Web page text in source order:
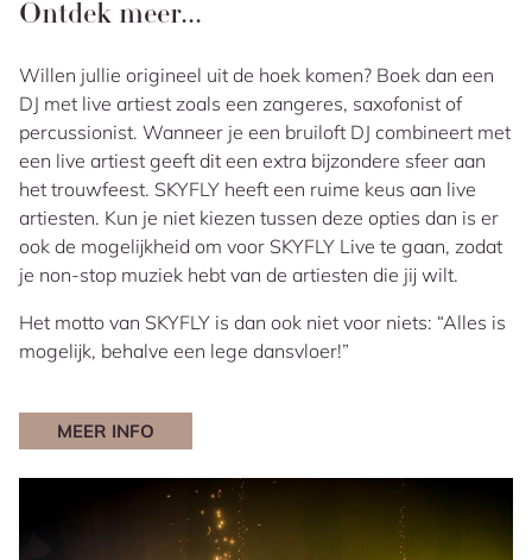
Ontdek meer...
Willen jullie origineel uit de hoek komen? Boek dan een
DJ met live artiest zoals een zangeres, saxofonist of
percussionist. Wanneer je een bruiloft DJ combineert met
een live artiest geeft dit een extra bijzondere sfeer aan
het trouwfeest. SKYFLY heeft een ruime keus aan live
artiesten. Kun je niet kiezen tussen deze opties dan is er
ook de mogelijkheid om voor SKYFLY Live te gaan, zodat
je non-stop muziek hebt van de artiesten die jij wilt.
Het motto van SKYFLY is dan ook niet voor niets: “Alles is
mogelijk, behalve een lege dansvloer!”
MEER INFO